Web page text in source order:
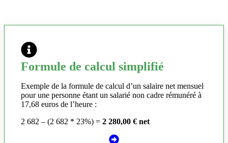
Formule de calcul simplifié
Exemple de la formule de calcul d’un salaire net mensuel
pour une personne étant un salarié non cadre rémunéré à
17,68 euros de l’heure :
2 682 – (2 682 * 23%) = 2 280,00 € net